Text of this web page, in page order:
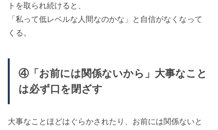
トを取られ続けると、
「私って低レベルな人間なのかな」と自信がなくなって
くる。
④「お前には関係ないから」大事なこと
は必ず口を閉ざす
大事なことほどはぐらかされたり、お前には関係ないと